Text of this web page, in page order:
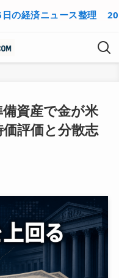
ニュース整理 2026年8
資産で金が米
評価と分散志